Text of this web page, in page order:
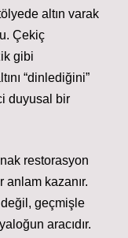
altın varak
Çekiç
gibi
“dinlediğini”
duyusal bir
restorasyon
anlam kazanır.
değil, geçmişle
aracıdır.